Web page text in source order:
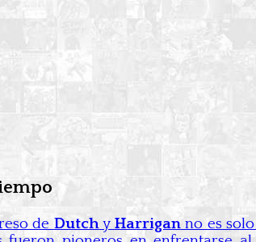
de Dutchy Harriganno es